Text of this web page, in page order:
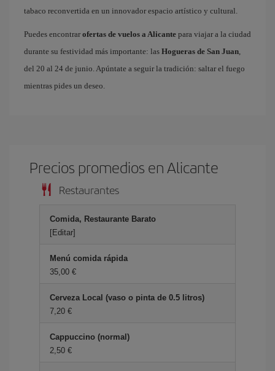
tabaco reconvertida en un innovador espacio artístico y cultural.
Puedes encontrar ofertas de vuelos a Alicante para viajar a la ciudad
durante su festividad más importante: las Hogueras de San Juan,
del 20 al 24 de junio. Apúntate a seguir la tradición: saltar el fuego
mientras pides un deseo.
Precios promedios en Alicante
Restaurantes
Comida, Restaurante Barato
[Editar]
Menú comida rápida
35,00 €
Cerveza Local (vaso o pinta de 0.5 litros)
7,20 €
Cappuccino (normal)
2,50 €